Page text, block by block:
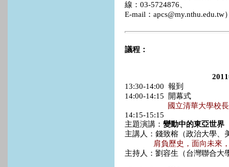
線：03-5724876、
E-mail：apcs@my.nthu.edu.tw
議程：
13:30-14:00 報到
14:00-14:15 開幕式
國立清華大學校
14:15-15:15
主題演講： 變動中的東亞世界
主講人：錢致榕（政治大學、
肩負歷史，面向未來
主持人：劉容生（台灣聯合大